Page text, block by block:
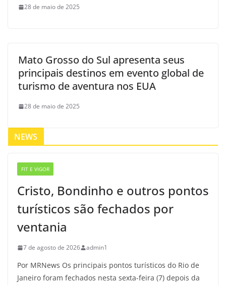
28 de maio de 2025
Mato Grosso do Sul apresenta seus
principais destinos em evento global de
turismo de aventura nos EUA
28 de maio de 2025
NEWS
FIT E VIGOR
Cristo, Bondinho e outros pontos
turísticos são fechados por
ventania
7 de agosto de 2026 admin1
Por MRNews Os principais pontos turísticos do Rio de
Janeiro foram fechados nesta sexta-feira (7) depois da